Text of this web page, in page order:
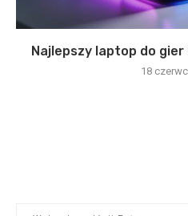
Najlepszy laptop do
18